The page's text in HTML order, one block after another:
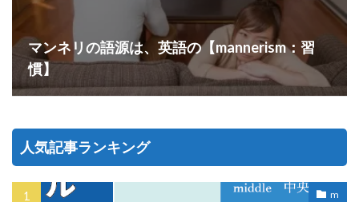
マンネリの語源は、英語の【mannerism：習
慣】
人気記事ランキング
m